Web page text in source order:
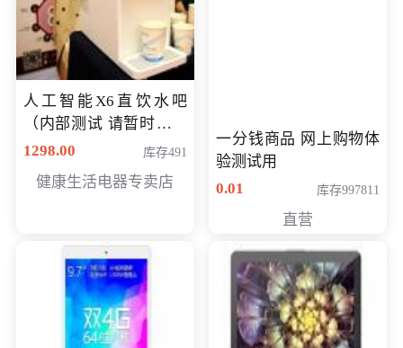
人工智能X6直饮水吧
（内部测试 请暂时不要
购买）
1298.00 库存491
健康生活电器专卖店
一分钱商品 网上购物体
验测试用
0.01
库存997811
直营